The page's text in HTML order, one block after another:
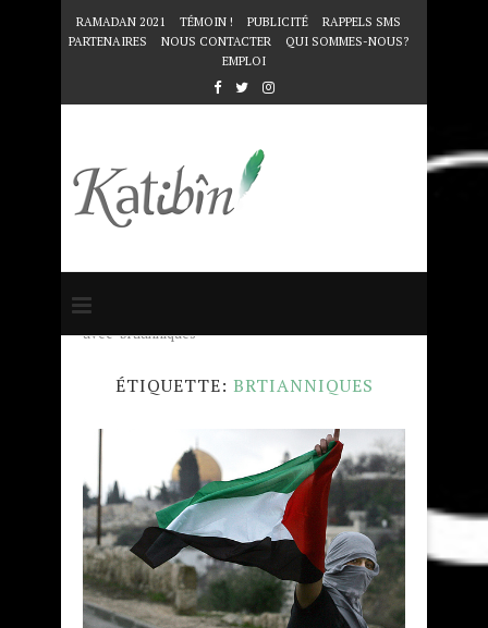
RAMADAN 2021 TÉMOIN ! PUBLICITÉ
RAPPELS SMS
PARTENAIRES
NOUS CONTACTER
QUI SOMMES-NOUS?
EMPLOI
Accueil
avec "brtianniques"
ÉTIQUETTE: BRTIANNIQUES